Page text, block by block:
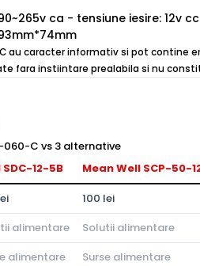
ca - tensiune iesire: 12v
au caracter informativ si pot contine
fara instiintare prealabila si nu
060-C vs 3 alternative
SDC-12-5B Mean Well SCP-50-
100 lei
alimentare Solutii alimentare
alimentare Surse alimentare